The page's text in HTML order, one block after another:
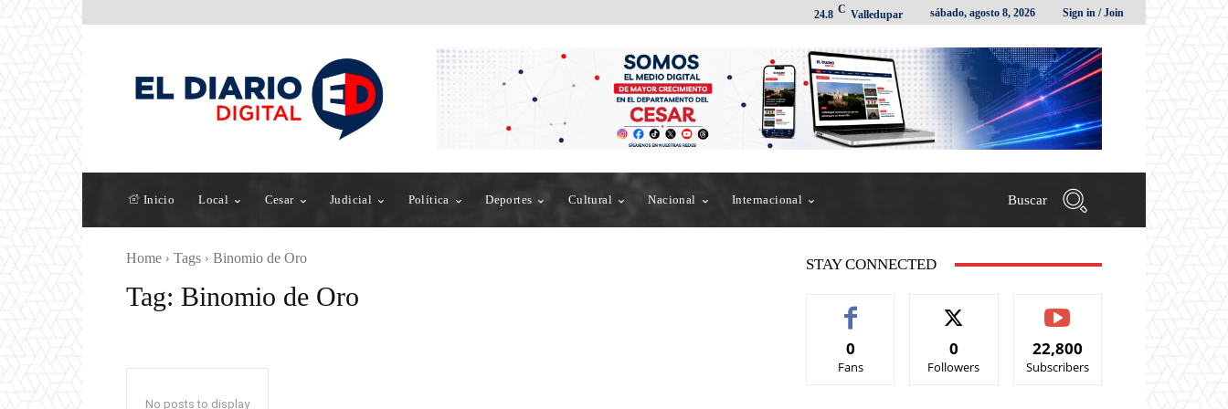
24.8 C Valledupar sábado, agosto 8, 2026 Sign in / Join
Inicio Local Cesar Judicial Política Deportes Cultural Nacional Internacional Buscar
Home Tags Binomio de Oro
Tag: Binomio de Oro
No posts to display
STAY CONNECTED
0
Fans
0
Followers
22,800
Subscribers